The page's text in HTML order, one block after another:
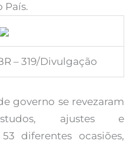
País.
– 319/Divulgação
governo se revezaram
ajustes e
diferentes ocasiões,